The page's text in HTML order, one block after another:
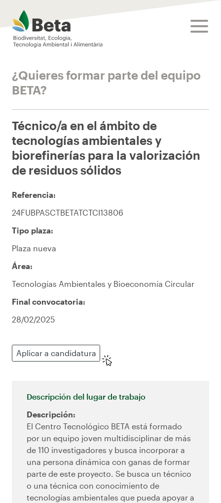
Beta Tech Center
¿Quieres formar parte del equipo
BETA?
Técnico/a en el ámbito de
tecnologías ambientales y
biorefinerías para la valorización
de residuos sólidos
Referencia:
24FUBPASCTBETATCTCI13806
Tipo plaza:
Plaza nueva
Área:
Tecnologías Ambientales y Bioeconomía Circular
Final convocatoria:
28/02/2025
Aplicar a candidatura
Descripción del lugar de trabajo
Descripción:
El Centro Tecnológico BETA está formado
por un equipo joven multidisciplinar de más
de 110 investigadores y busca incorporar a
una persona dinámica con ganas de formar
parte de este proyecto. Se busca un técnico
o una técnica con conocimiento de
tecnologías ambientales que pueda apoyar a